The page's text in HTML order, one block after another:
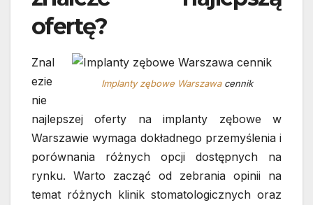
ofertę?
Implanty zębowe Warszawacennik
Znal
ezie
nie
najlepszej oferty na implanty zębowe w
Warszawie wymaga dokładnego przemyślenia i
porównania różnych opcji dostępnych na
rynku. Warto zacząć od zebrania opinii na
temat różnych klinik stomatologicznych oraz